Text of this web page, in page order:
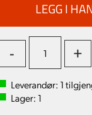
- +
Leverandør:1
Lager:1